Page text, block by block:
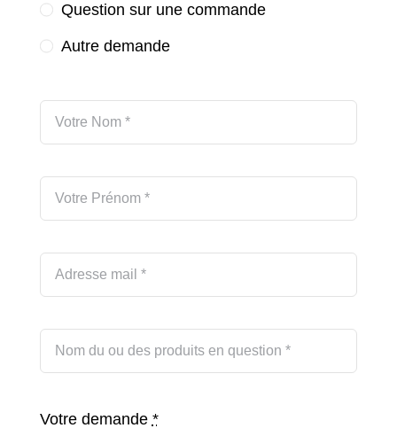
Question sur une commande
Autre demande
Votre demande *